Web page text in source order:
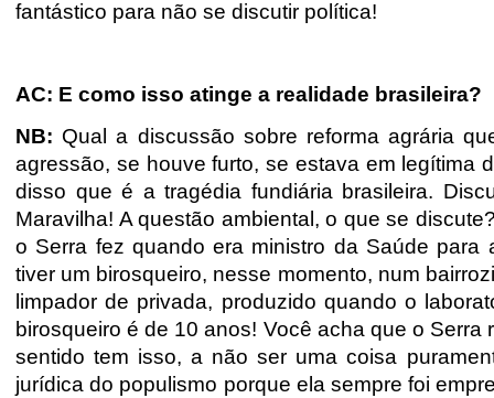
fantástico para não se discutir política!
AC: E como isso atinge a realidade brasileira?
NB: Qual a discussão sobre reforma agrária
agressão, se houve furto, se estava em legítima
disso que é a tragédia fundiária brasileira.
Maravilha! A questão ambiental, o que se
o Serra fez quando era ministro da Saúde
tiver um birosqueiro, nesse momento, num
limpador de privada, produzido quando o
birosqueiro é de 10 anos! Você acha que o
sentido tem isso, a não ser uma coisa
jurídica do populismo porque ela sempre foi